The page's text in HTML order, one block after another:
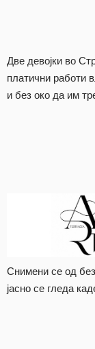
Две девојки во
платични работи
и без око да им
Снимени се од
јасно се гледа